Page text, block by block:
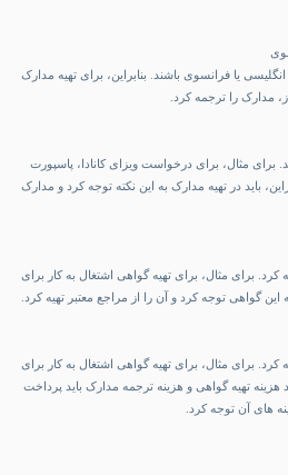
یا فرانسوی باشند. بنابراین، برای تهیه مدارک
مدارک را ترجمه کرد.
برای مثال، برای درخواست ویزای کانادا، پاسپورت
بنابراین، باید در تهیه مدارک به این نکته توجه کرد و مدارک
کرد. برای مثال، برای تهیه گواهی اشتغال به کار برای
این گواهی توجه کرد و آن را از مراجع معتبر تهیه کرد.
کرد. برای مثال، برای تهیه گواهی اشتغال به کار برای
هزینه تهیه گواهی و هزینه ترجمه مدارک باید پرداخت
های آن توجه کرد.